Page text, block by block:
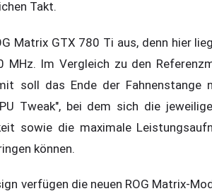
Takt.
Matrix GTX 780 Ti aus, denn hier
Im Vergleich zu den
soll das Ende der Fahnenstange
Tweak", bei dem sich die
sowie die maximale
können.
verfügen die neuen ROG Matrix-